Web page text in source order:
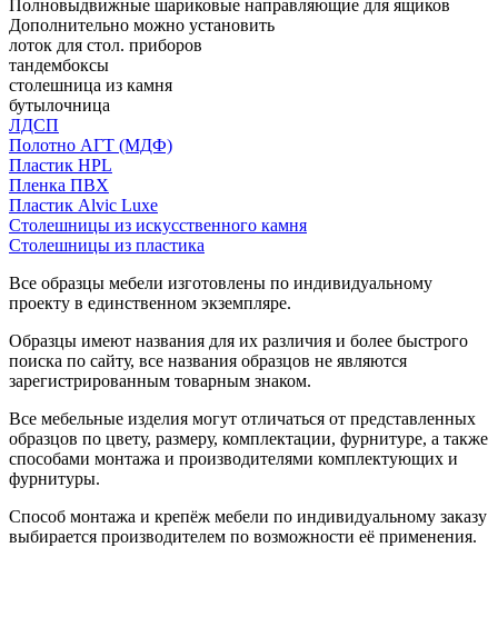
Полновыдвижные шариковые направляющие для ящиков
Дополнительно можно установить
лоток для стол. приборов
тандембоксы
столешница из камня
бутылочница
ЛДСП
Полотно АГТ (МДФ)
Пластик HPL
Пленка ПВХ
Пластик Alvic Luxe
Столешницы из искусственного камня
Столешницы из пластика
Все образцы мебели изготовлены по индивидуальному
проекту в единственном экземпляре.
Образцы имеют названия для их различия и более быстрого
поиска по сайту, все названия образцов не являются
зарегистрированным товарным знаком.
Все мебельные изделия могут отличаться от представленных
образцов по цвету, размеру, комплектации, фурнитуре, а также
способами монтажа и производителями комплектующих и
фурнитуры.
Способ монтажа и крепёж мебели по индивидуальному заказу
выбирается производителем по возможности её применения.